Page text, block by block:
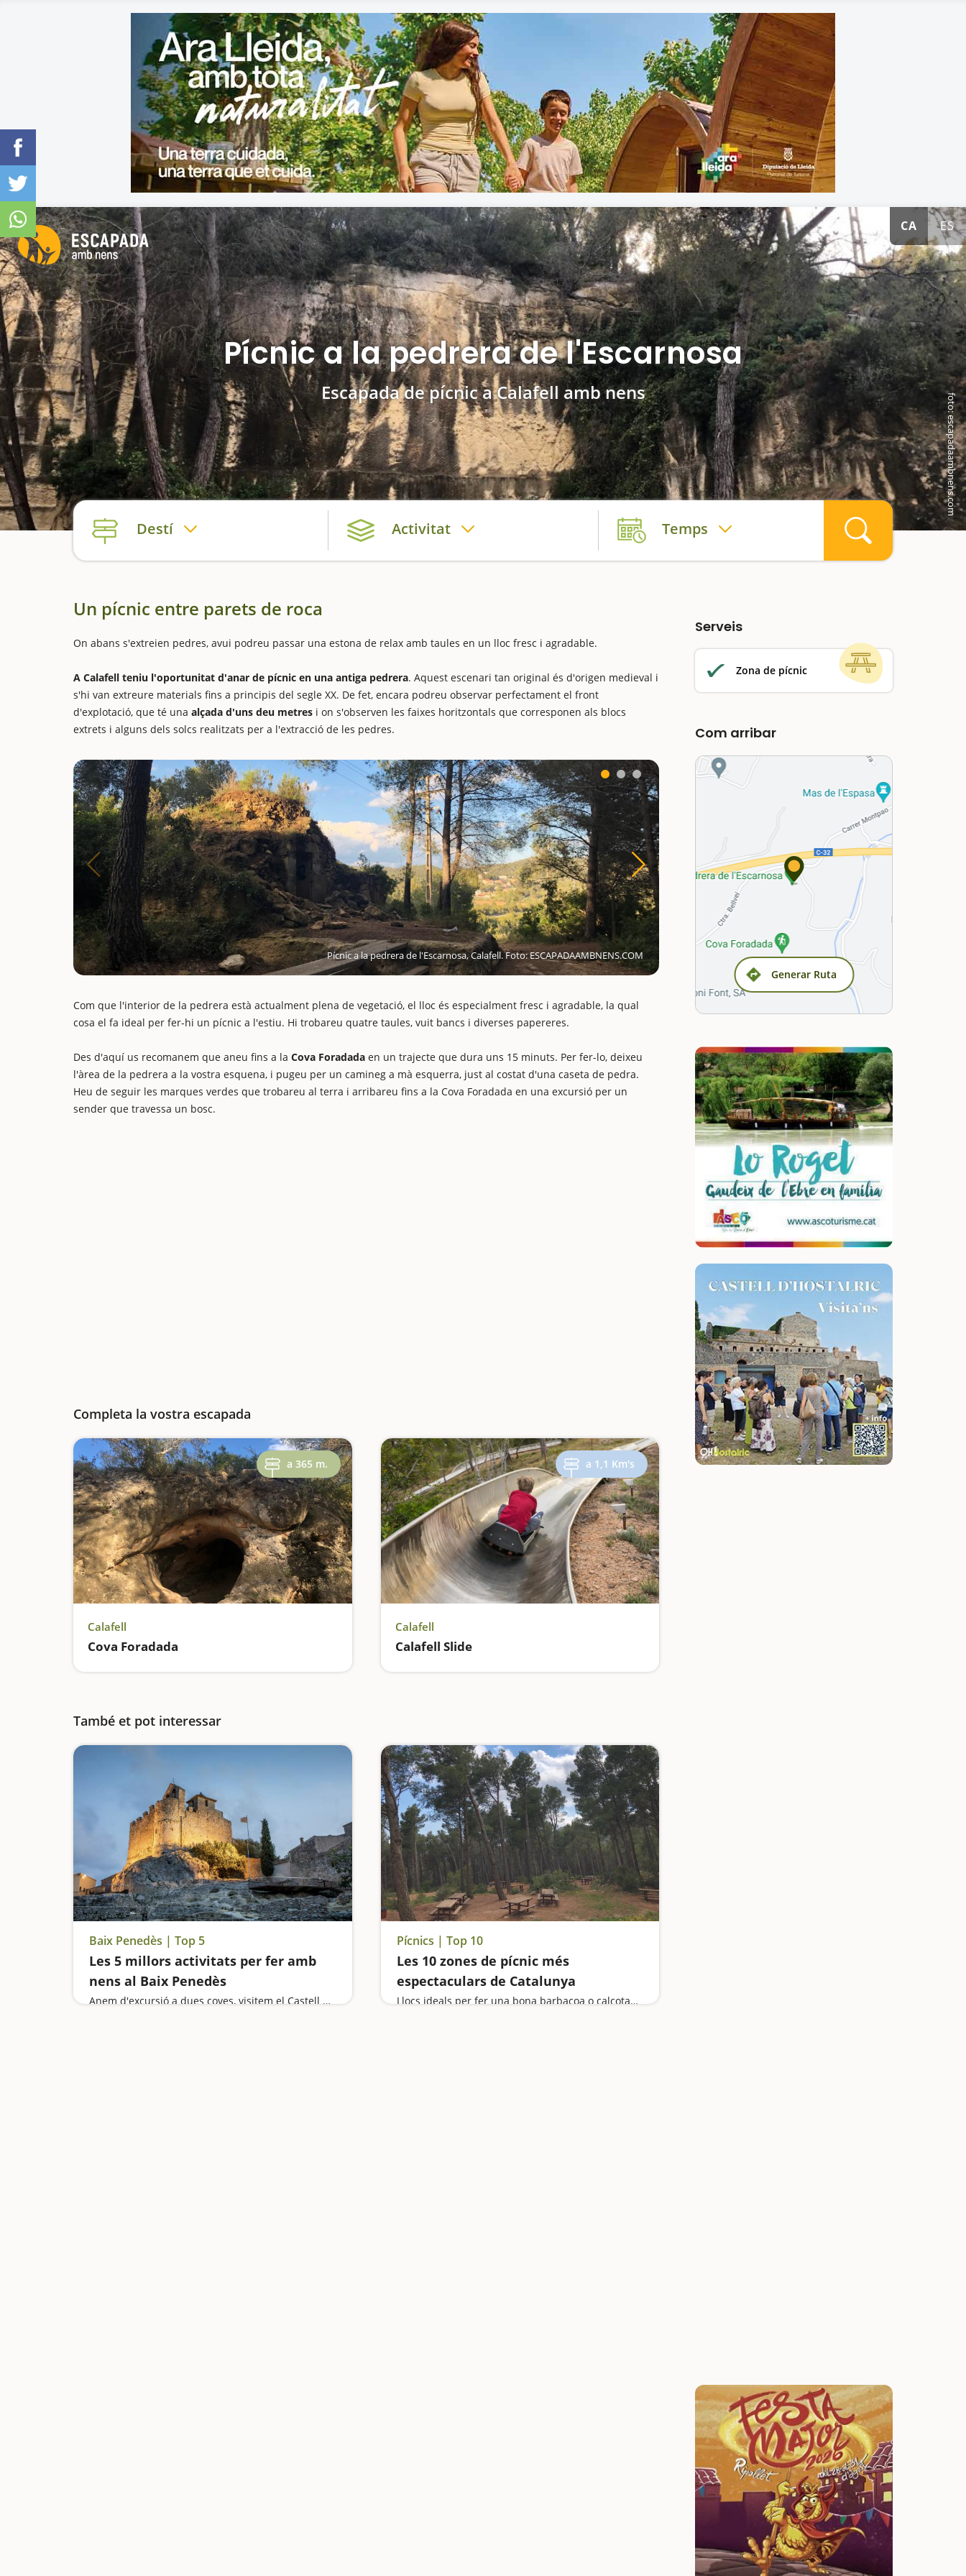
CA ES
Pícnic a la pedrera de l'Escarnosa
Escapada de pícnic a Calafell amb nens
foto: escapadaambnens.com
Destí Activitat Temps
Un pícnic entre parets de roca
On abans s'extreien pedres, avui podreu passar una estona de relax amb taules en un lloc fresc i agradable.
A Calafell teniu l'oportunitat d'anar de pícnic en una antiga pedrera. Aquest escenari tan original és d'origen medieval i
s'hi van extreure materials fins a principis del segle XX. De fet, encara podreu observar perfectament el front
d'explotació, que té una alçada d'uns deu metres i on s'observen les faixes horitzontals que corresponen als blocs
extrets i alguns dels solcs realitzats per a l'extracció de les pedres.
Pícnic a la pedrera de l'Escarnosa, Calafell. Foto: ESCAPADAAMBNENS.COM
Com que l'interior de la pedrera està actualment plena de vegetació, el lloc és especialment fresc i agradable, la qual
cosa el fa ideal per fer-hi un pícnic a l'estiu. Hi trobareu quatre taules, vuit bancs i diverses papereres.
Des d'aquí us recomanem que aneu fins a la Cova Foradada en un trajecte que dura uns 15 minuts. Per fer-lo, deixeu
l'àrea de la pedrera a la vostra esquena, i pugeu per un camineg a mà esquerra, just al costat d'una caseta de pedra.
Heu de seguir les marques verdes que trobareu al terra i arribareu fins a la Cova Foradada en una excursió per un
sender que travessa un bosc.
Completa la vostra escapada
a 365 m.
Calafell
Cova Foradada
a 1,1 Km's
Calafell
Calafell Slide
També et pot interessar
Baix Penedès | Top 5
Les 5 millors activitats per fer amb
nens al Baix Penedès
Anem d'excursió a dues coves, visitem el Castell de la Santa Creu i la Ciutadella de Calafell i desconnectem al Montmell, la talaia de la comarca
Pícnics | Top 10
Les 10 zones de pícnic més
espectaculars de Catalunya
Llocs ideals per fer una bona barbacoa o calçotada a l’aire lliure
Serveis
Zona de pícnic
Com arribar
Generar Ruta